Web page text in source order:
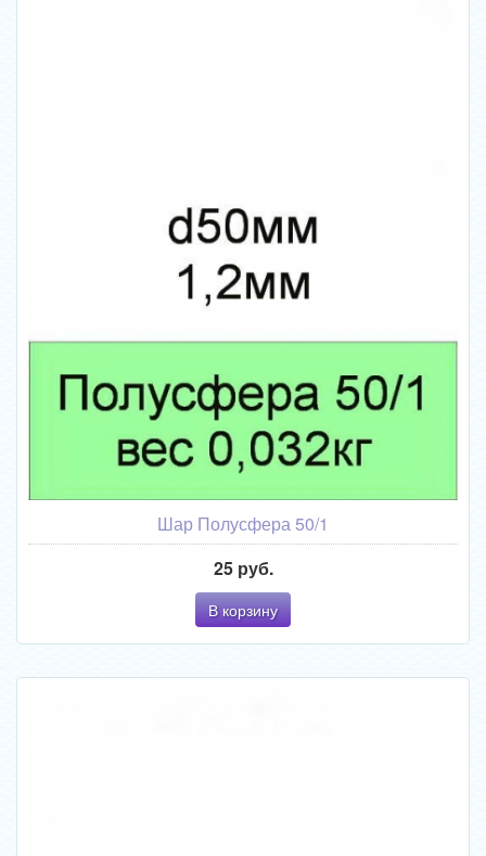
Шар Полусфера 50/1
25 руб.
В корзину